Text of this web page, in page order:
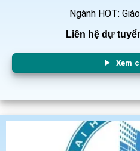
Ngành HOT:
Liên hệ dự
Xem